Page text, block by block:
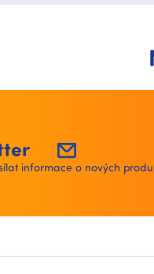
informace o nových